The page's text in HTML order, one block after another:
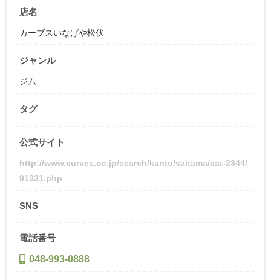
店名
カーブスいなげや松伏
ジャンル
ジム
タグ
公式サイト
http://www.curves.co.jp/search/kanto/saitama/cat-2344/
91331.php
SNS
電話番号
048-993-0888